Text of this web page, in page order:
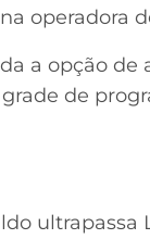
operadora
a opção de
grade de